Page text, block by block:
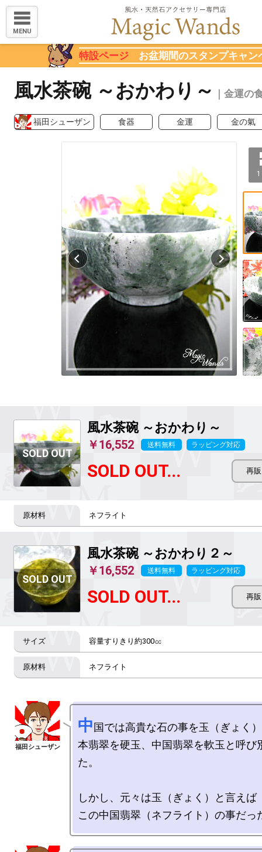
MENU
特設ページ お盆期間のスタンプキャン
風水茶碗 ～おかわり～ ｜金運の
福田シューザン 食器 金運 金の氣
風水茶碗 ～おかわり～
￥16,552 送料無料 ラッピング対応
SOLD OUT...
ネフライト
風水茶碗 ～おかわり２～
￥16,552 送料無料 ラッピング対応
SOLD OUT...
容量すりきり約300㏄
ネフライト
中国では高貴な石の事を玉（ぎょく
本翡翠を硬玉、中国翡翠を軟玉と呼び
た。
しかし、元々は玉（ぎょく）と言えば